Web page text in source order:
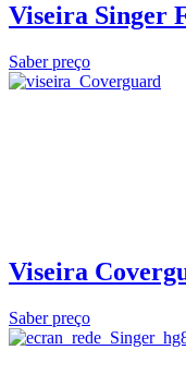
Viseira Singer
Saber preço
Viseira
Saber preço